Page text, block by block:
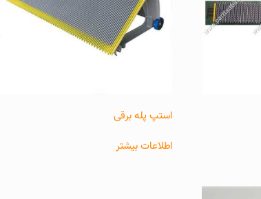
استپ پله برقی
اطلاعات بیشتر